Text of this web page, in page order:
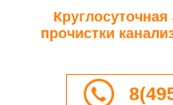
прочистки